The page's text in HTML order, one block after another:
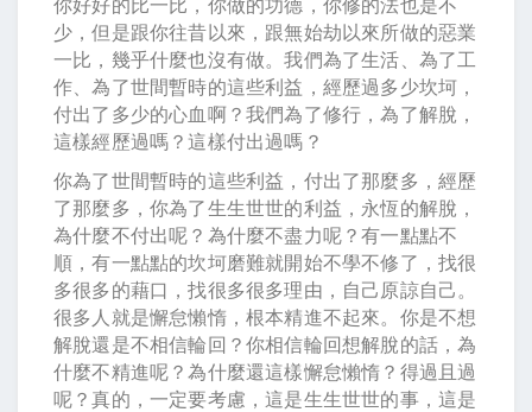
少，但是跟你往昔以來，跟無始劫以來所做的惡業
一比，幾乎什麼也沒有做。我們為了生活、為了工
作、為了世間暫時的這些利益，經歷過多少坎坷，
付出了多少的心血啊？我們為了修行，為了解脫，
這樣經歷過嗎？這樣付出過嗎？
你為了世間暫時的這些利益，付出了那麼多，經歷
了那麼多，你為了生生世世的利益，永恆的解脫，
為什麼不付出呢？為什麼不盡力呢？有一點點不
順，有一點點的坎坷磨難就開始不學不修了，找很
多很多的藉口，找很多很多理由，自己原諒自己。
很多人就是懈怠懶惰，根本精進不起來。你是不想
解脫還是不相信輪回？你相信輪回想解脫的話，為
什麼不精進呢？為什麼還這樣懈怠懶惰？得過且過
呢？真的，一定要考慮，這是生生世世的事，這是